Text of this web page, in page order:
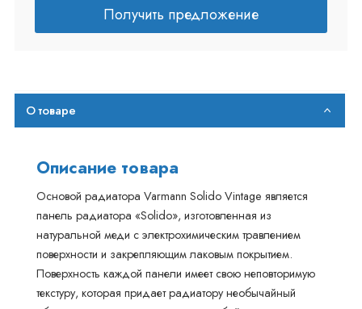
Получить предложение
О товаре
Описание товара
Основой радиатора Varmann Solido Vintage является
панель радиатора «Solido», изготовленная из
натуральной меди с электрохимическим травлением
поверхности и закрепляющим лаковым покрытием.
Поверхность каждой панели имеет свою неповторимую
текстуру, которая придает радиатору необычайный